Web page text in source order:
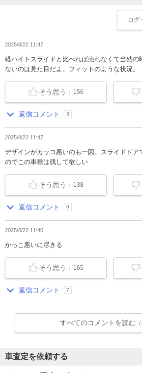
ログ
2025/8/22 11:47
軽ハイトスライドと比べれば売れなくて当然の
ないのは見た目だよ。フィットのような状況。
そう思う： 156
返信コメント 3
2025/8/22 11:47
デザインがカッコ悪いのも一因。スライドドア
のでこの車種は残して欲しい
そう思う： 138
返信コメント 0
2025/8/22 11:40
かっこ悪いに尽きる
そう思う： 165
返信コメント 7
すべてのコメントを読む
車査定を依頼する